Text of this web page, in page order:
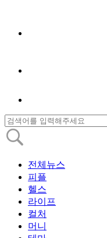
전체뉴스
피플
헬스
라이프
컬처
머니